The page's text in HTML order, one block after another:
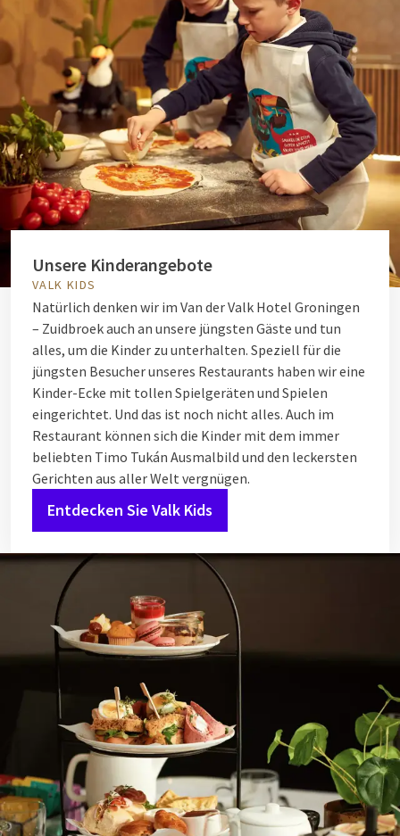
Unsere Kinderangebote
VALK KIDS
Natürlich denken wir im Van der Valk Hotel Groningen
– Zuidbroek auch an unsere jüngsten Gäste und tun
alles, um die Kinder zu unterhalten. Speziell für die
jüngsten Besucher unseres Restaurants haben wir eine
Kinder-Ecke mit tollen Spielgeräten und Spielen
eingerichtet. Und das ist noch nicht alles. Auch im
Restaurant können sich die Kinder mit dem immer
beliebten Timo Tukán Ausmalbild und den leckersten
Gerichten aus aller Welt vergnügen.
Entdecken Sie Valk Kids